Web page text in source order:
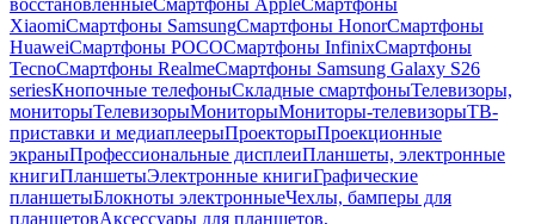
восстановленныеСмартфоны AppleСмартфоны
XiaomiСмартфоны SamsungСмартфоны HonorСмартфоны
HuaweiСмартфоны POCOСмартфоны InfinixСмартфоны
TecnoСмартфоны RealmeСмартфоны Samsung Galaxy S26
seriesКнопочные телефоныСкладные смартфоныТелевизоры,
мониторыТелевизорыМониторыМониторы-телевизорыТВ-
приставки и медиаплеерыПроекторыПроекционные
экраныПрофессиональные дисплеиПланшеты, электронные
книгиПланшетыЭлектронные книгиГрафические
планшетыБлокноты электронныеЧехлы, бамперы для
планшетовАксессуары для планшетов,